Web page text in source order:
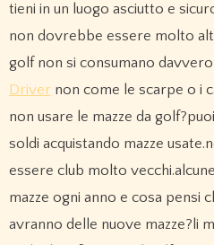
tieni in un luogo asciutto e
non dovrebbe essere molto
golf non si consumano
Drivernon come le scarpe o i
non usare le mazze da
soldi acquistando mazze
essere club molto
mazze ogni anno e cosa pensi
avranno delle nuove mazze?li